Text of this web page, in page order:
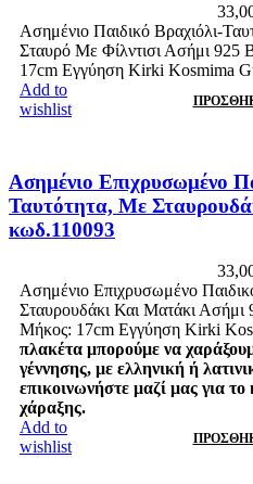
Ασημένιο Παιδικό Βραχιόλι-
Σταυρό Με Φίλντισι Ασήμι 925
17cm Εγγύηση Kirki Kosmima
Add to
wishlist
Ασημένιο Επιχρυσωμένο
Ταυτότητα, Με
κωδ.110093
Ασημένιο Επιχρυσωμένο
Σταυρουδάκι Και Ματάκι Ασήμι
Μήκος: 17cm Εγγύηση Kirki
πλακέτα μπορούμε να
γέννησης, με ελληνική ή
επικοινωνήστε μαζί μας για το
χάραξης.
Add to
wishlist